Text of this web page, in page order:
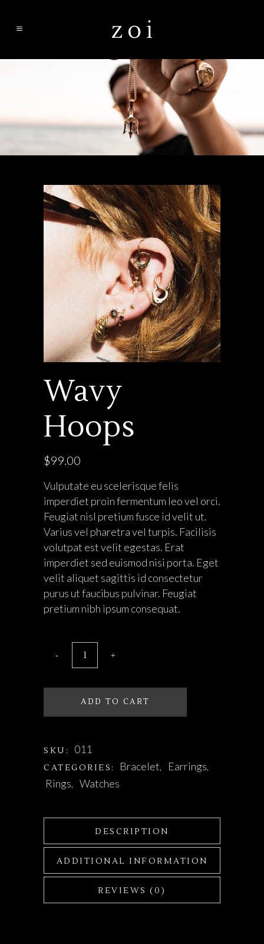
Wavy
Hoops
$99.00
Vulputate eu scelerisque felis
imperdiet proin fermentum leo vel orci.
Feugiat nisl pretium fusce id velit ut.
Varius vel pharetra vel turpis. Facilisis
volutpat est velit egestas. Erat
imperdiet sed euismod nisi porta. Eget
velit aliquet sagittis id consectetur
purus ut faucibus pulvinar. Feugiat
pretium nibh ipsum consequat.
ADD TO CART
SKU: 011
CATEGORIES: Bracelet, Earrings,
Rings, Watches
DESCRIPTION
ADDITIONAL INFORMATION
REVIEWS (0)